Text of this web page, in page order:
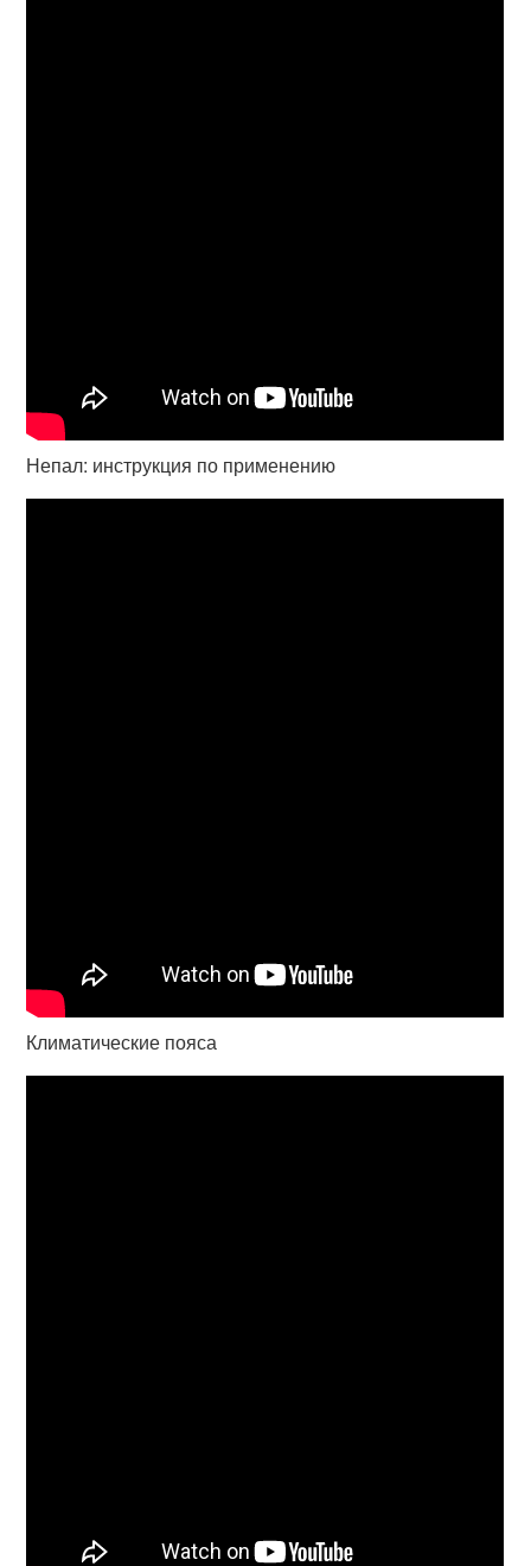
Непал: инструкция по применению
Климатические пояса